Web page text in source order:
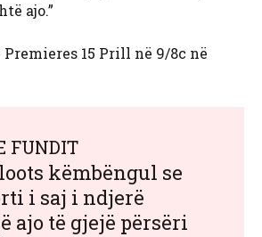
ajo.”
15 Prill në 9/8c në
FUNDIT
këmbëngul se
i saj i ndjerë
ajo të gjejë përsëri